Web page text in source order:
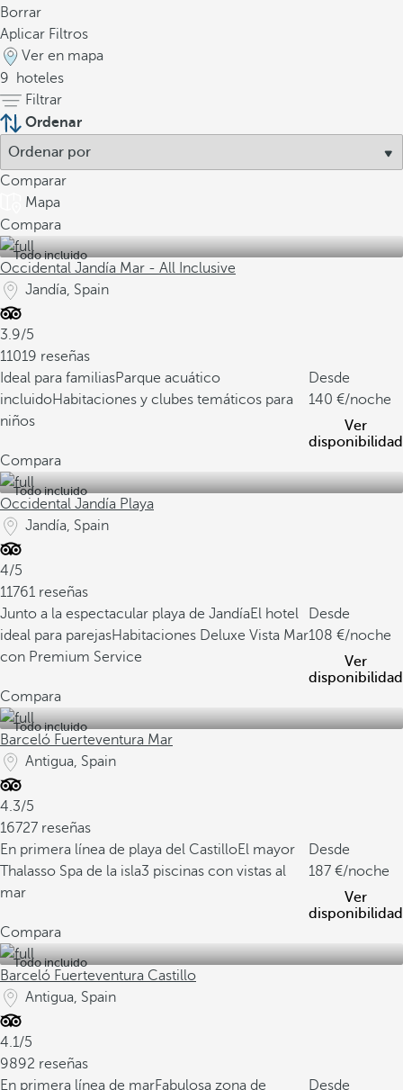
Borrar
Aplicar Filtros
Ver en mapa
9
hoteles
Filtrar
Ordenar
Comparar
Mapa
Compara
Todo incluido
Occidental Jandía Mar - All Inclusive
Jandía, Spain
3.9/5
11019 reseñas
Ideal para familiasParque acuático
incluidoHabitaciones y clubes temáticos para
niños
Desde
140
/noche
Ver
disponibilidad
Compara
Todo incluido
Occidental Jandía Playa
Jandía, Spain
4/5
11761 reseñas
Junto a la espectacular playa de JandíaEl hotel
ideal para parejasHabitaciones Deluxe Vista Mar
con Premium Service
Desde
108
/noche
Ver
disponibilidad
Compara
Todo incluido
Barceló Fuerteventura Mar
Antigua, Spain
4.3/5
16727 reseñas
En primera línea de playa del CastilloEl mayor
Thalasso Spa de la isla3 piscinas con vistas al
mar
Desde
187
/noche
Ver
disponibilidad
Compara
Todo incluido
Barceló Fuerteventura Castillo
Antigua, Spain
4.1/5
9892 reseñas
En primera línea de marFabulosa zona de
Desde